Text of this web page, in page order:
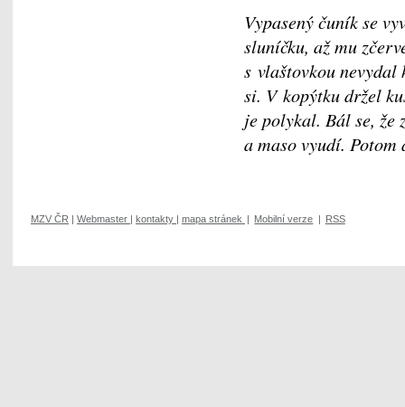
Vypasený čuník se
sluníčku, až mu
s vlaštovkou
si. V kopýtku držel
je polykal. Bál se,
a maso vyudí.
MZV ČR | Webmaster | kontakty | mapa stránek | Mobilní verze | RSS